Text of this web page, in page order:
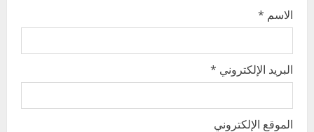
الاسم *
البريد الإلكتروني *
الموقع الإلكتروني